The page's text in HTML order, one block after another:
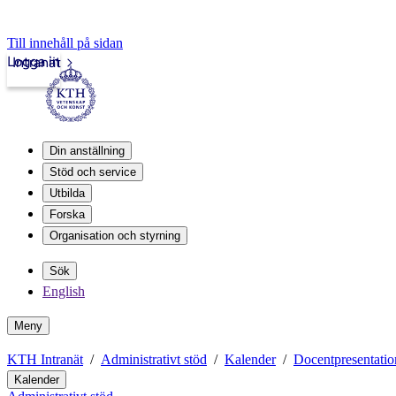
Till innehåll på sidan
Intranät
Logga in
Din anställning
Stöd och service
Utbilda
Forska
Organisation och styrning
Sök
English
Meny
KTH Intranät Administrativt stöd Kalender
Kalender